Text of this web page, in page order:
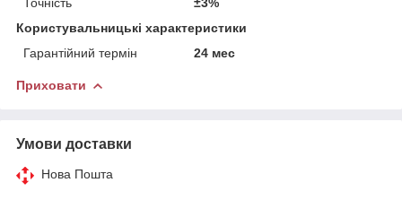
Користувальницькі характеристики
Гарантійний термін
24 мес
Приховати
Умови доставки
Нова Пошта